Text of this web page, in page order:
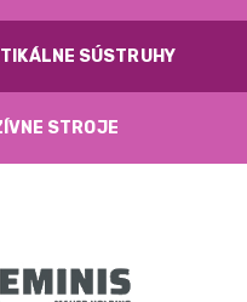
SÚSTRUHY
STROJE